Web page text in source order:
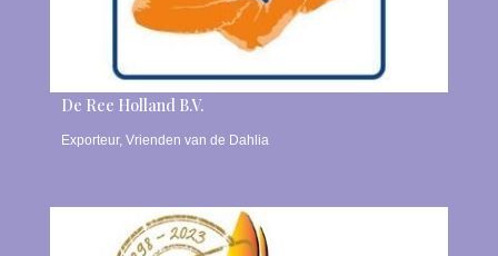
De Ree Holland B.V.
Exporteur, Vrienden van de Dahlia